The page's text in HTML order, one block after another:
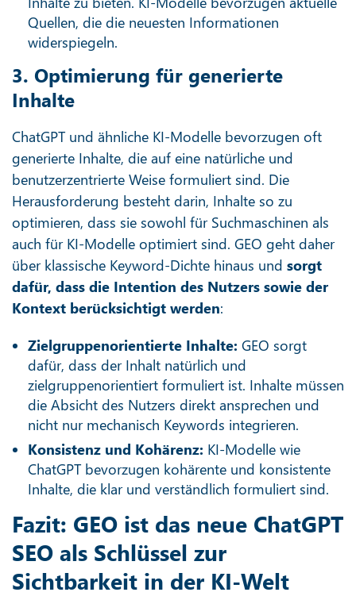
Quellen, die die neuesten Informationen
widerspiegeln.
3. Optimierung für generierte
Inhalte
ChatGPT und ähnliche KI-Modelle bevorzugen oft
generierte Inhalte, die auf eine natürliche und
benutzerzentrierte Weise formuliert sind. Die
Herausforderung besteht darin, Inhalte so zu
optimieren, dass sie sowohl für Suchmaschinen als
auch für KI-Modelle optimiert sind. GEO geht daher
über klassische Keyword-Dichte hinaus und sorgt
dafür, dass die Intention des Nutzers sowie der
Kontext berücksichtigt werden:
Zielgruppenorientierte Inhalte: GEO sorgt
dafür, dass der Inhalt natürlich und
zielgruppenorientiert formuliert ist. Inhalte müssen
die Absicht des Nutzers direkt ansprechen und
nicht nur mechanisch Keywords integrieren.
Konsistenz und Kohärenz: KI-Modelle wie
ChatGPT bevorzugen kohärente und konsistente
Inhalte, die klar und verständlich formuliert sind.
Fazit: GEO ist das neue ChatGPT
SEO als Schlüssel zur
Sichtbarkeit in der KI-Welt